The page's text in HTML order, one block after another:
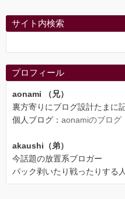
サイト内検索
プロフィール
aonami （兄）
裏方寄りにブログ設計たまに
個人ブログ： aonamiのブログ
akaushi（弟）
今話題の放置系ブロガー
パック剥いたり戦ったりする人